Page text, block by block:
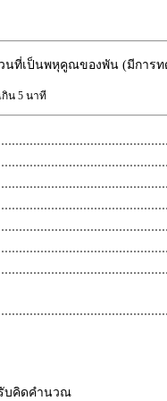
นที่เป็นพหุคูณของพัน (มีการท
น 5 นาที
บคิดคำนวณ